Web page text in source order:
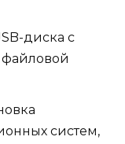
диска с
систем,